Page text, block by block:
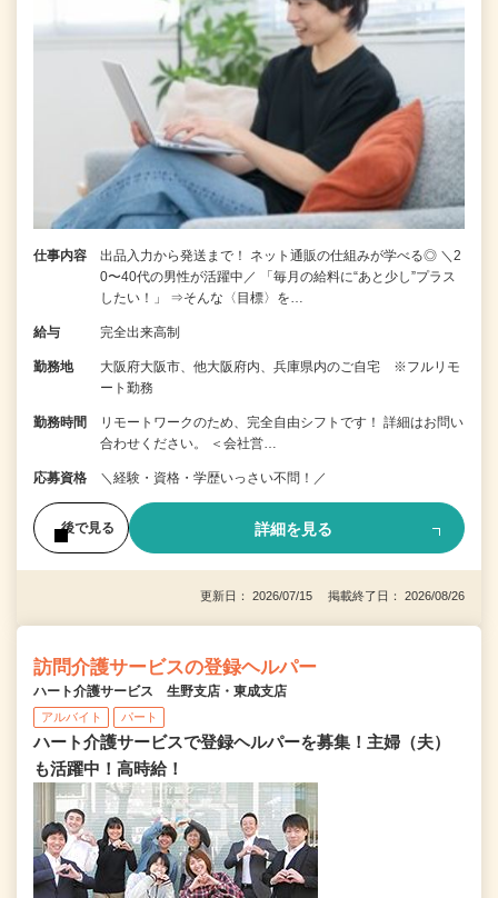
仕事内容
出品入力から発送まで！ ネット通販の仕組みが学べる◎ ＼2
0〜40代の男性が活躍中／ 「毎月の給料に“あと少し”プラス
したい！」 ⇒そんな〈目標〉を…
給与 完全出来高制
勤務地
大阪府大阪市、他大阪府内、兵庫県内のご自宅 ※フルリモ
ート勤務
勤務時間
リモートワークのため、完全自由シフトです！ 詳細はお問い
合わせください。 ＜会社営…
応募資格 ＼経験・資格・学歴いっさい不問！／
後で見る 詳細を見る
更新日： 2026/07/15 掲載終了日： 2026/08/26
訪問介護サービスの登録ヘルパー
ハート介護サービス 生野支店・東成支店
アルバイト パート
ハート介護サービスで登録ヘルパーを募集！主婦（夫）
も活躍中！高時給！